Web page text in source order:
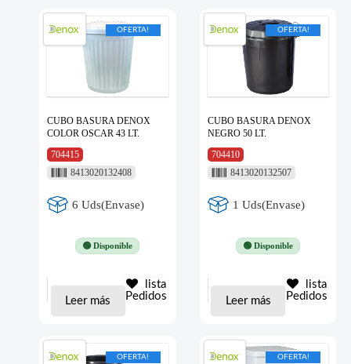
OFERTA!
CUBO BASURA DENOX
COLOR OSCAR 43 LT.
704415
8413020132408
6 Uds(Envase)
🟢 Disponible
Leer más
lista
Pedidos
OFERTA!
CUBO BASURA DENOX
NEGRO 50 LT.
704410
8413020132507
1 Uds(Envase)
🟢 Disponible
Leer más
lista
Pedidos
OFERTA! OFERTA!